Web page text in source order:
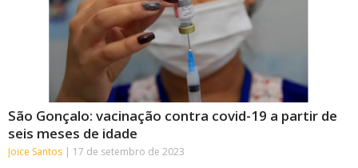
São Gonçalo: vacinação contra covid-19 a partir de
seis meses de idade
Joice Santos 17 de setembro de 2023